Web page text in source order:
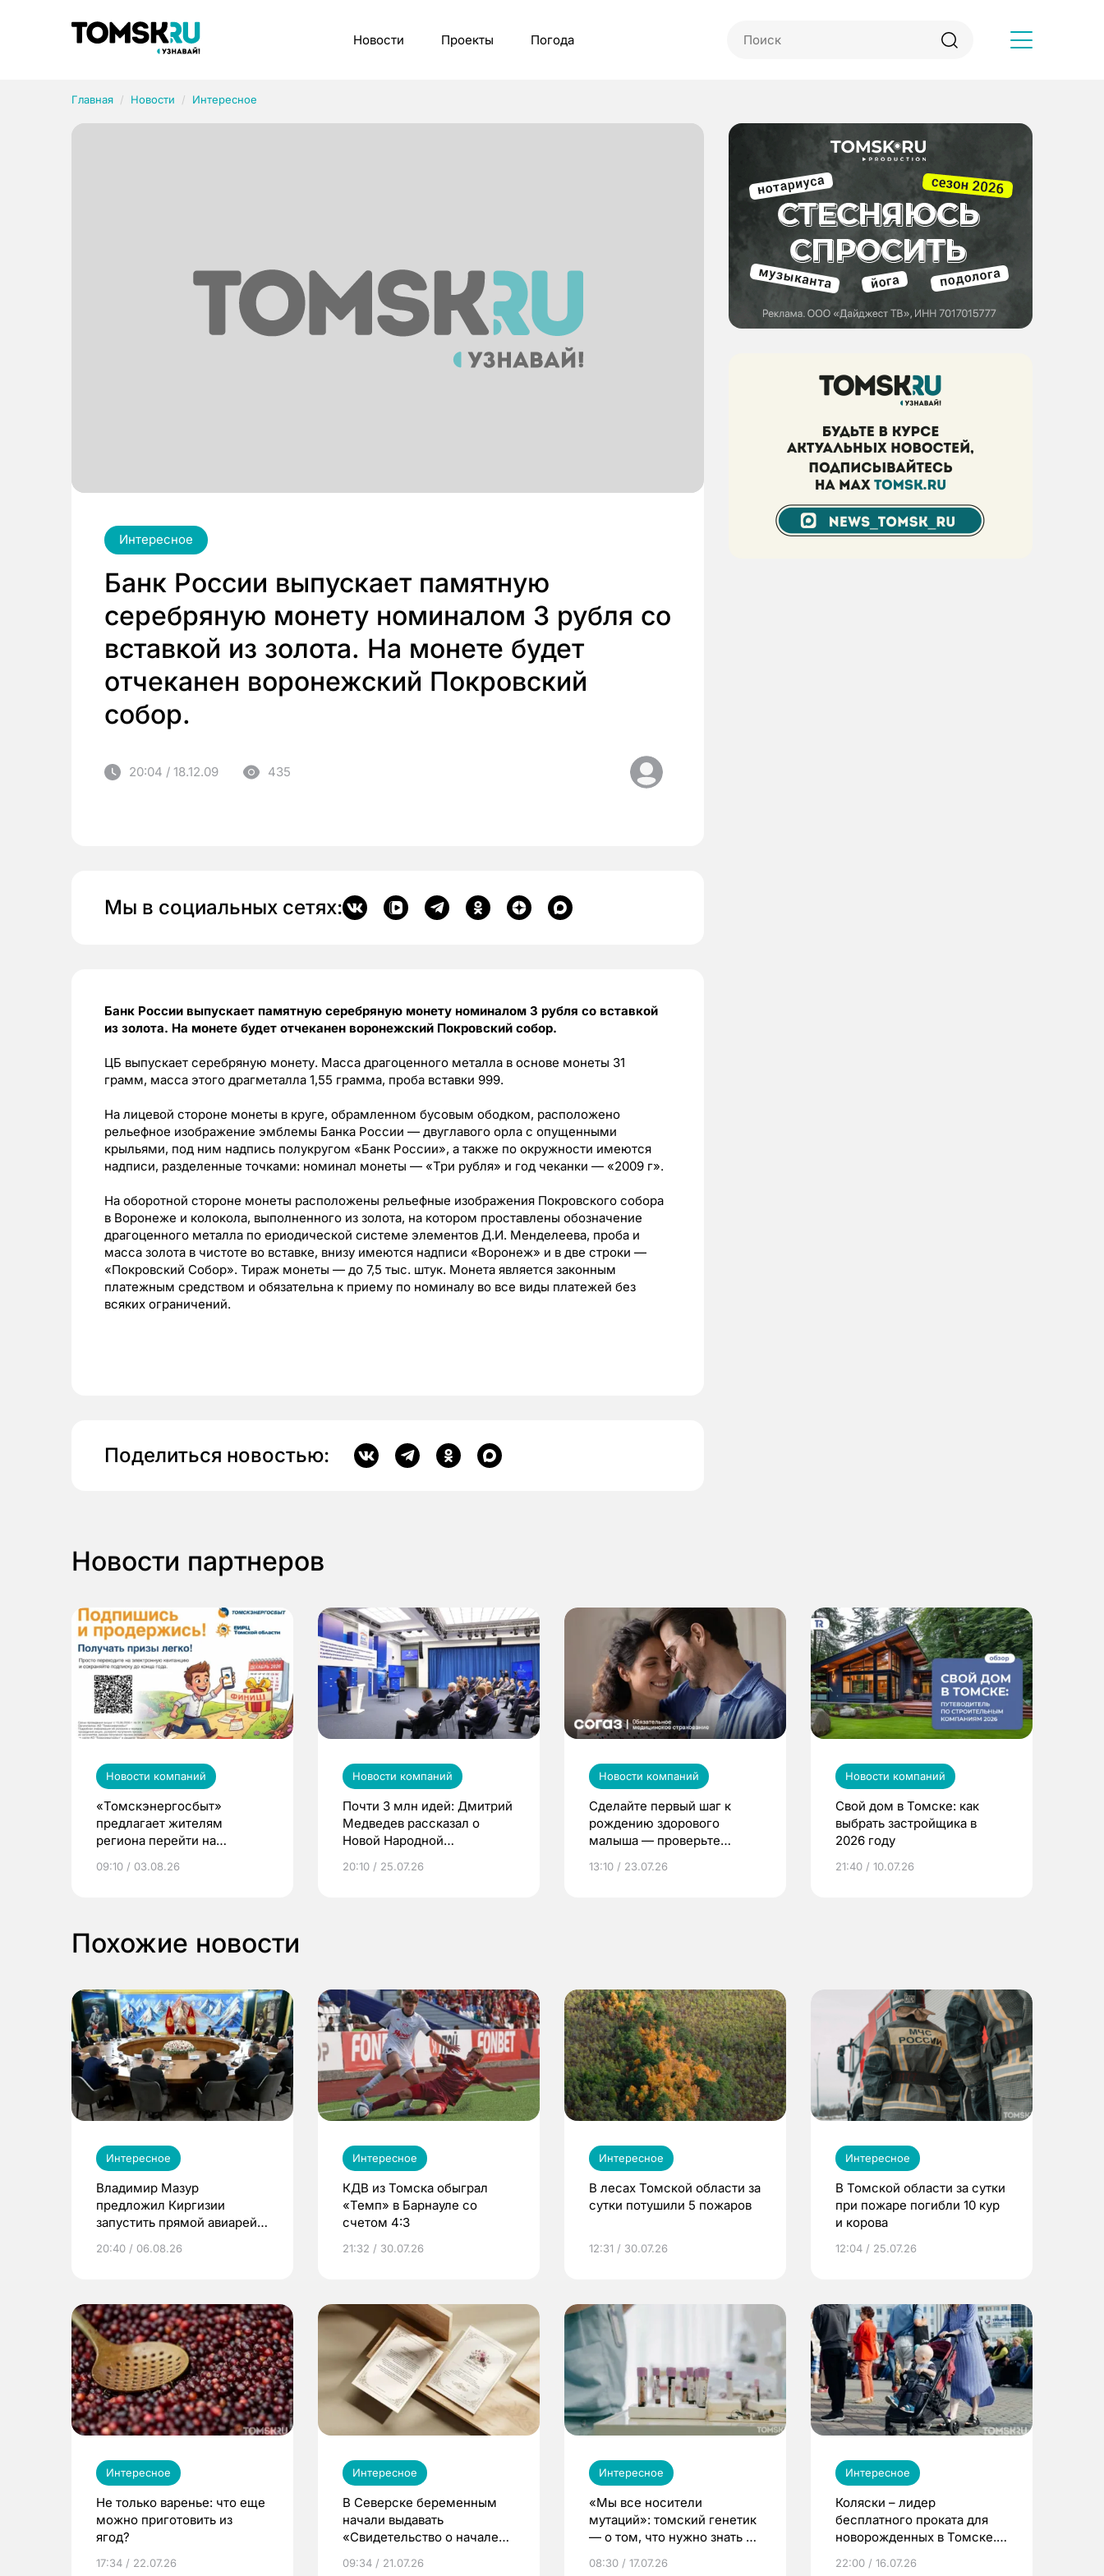
Новости Проекты Погода
Главная Новости Интересное
Интересное
Банк России выпускает памятную
серебряную монету номиналом 3 рубля со
вставкой из золота. На монете будет
отчеканен воронежский Покровский
собор.
20:04 / 18.12.09 435
Мы в социальных сетях:
Банк России выпускает памятную серебряную монету номиналом 3 рубля со вставкой
из золота. На монете будет отчеканен воронежский Покровский собор.
ЦБ выпускает серебряную монету. Масса драгоценного металла в основе монеты 31
грамм, масса этого драгметалла 1,55 грамма, проба вставки 999.
На лицевой стороне монеты в круге, обрамленном бусовым ободком, расположено
рельефное изображение эмблемы Банка России — двуглавого орла с опущенными
крыльями, под ним надпись полукругом «Банк России», а также по окружности имеются
надписи, разделенные точками: номинал монеты — «Три рубля» и год чеканки — «2009 г».
На оборотной стороне монеты расположены рельефные изображения Покровского собора
в Воронеже и колокола, выполненного из золота, на котором проставлены обозначение
драгоценного металла по ериодической системе элементов Д.И. Менделеева, проба и
масса золота в чистоте во вставке, внизу имеются надписи «Воронеж» и в две строки —
«Покровский Собор». Тираж монеты — до 7,5 тыс. штук. Монета является законным
платежным средством и обязательна к приему по номиналу во все виды платежей без
всяких ограничений.
Поделиться новостью:
Новости партнеров
Новости компаний
«Томскэнергосбыт»
предлагает жителям
региона перейти на
выиграть призы
09:10 / 03.08.26
Новости компаний
Почти 3 млн идей: Дмитрий
Медведев рассказал о
Новой Народной
20:10 / 25.07.26
Новости компаний
Сделайте первый шаг к
рождению здорового
малыша — проверьте
по ОМС!
13:10 / 23.07.26
Новости компаний
Свой дом в Томске: как
выбрать застройщика в
2026 году
21:40 / 10.07.26
Похожие новости
Интересное
Владимир Мазур
предложил Киргизии
запустить прямой авиарейс
20:40 / 06.08.26
Интересное
КДВ из Томска обыграл
«Темп» в Барнауле со
счетом 4:3
21:32 / 30.07.26
Интересное
В лесах Томской области за
сутки потушили 5 пожаров
12:31 / 30.07.26
Интересное
В Томской области за сутки
при пожаре погибли 10 кур
и корова
12:04 / 25.07.26
Интересное
Не только варенье: что еще
можно приготовить из
ягод?
17:34 / 22.07.26
Интересное
В Северске беременным
начали выдавать
«Свидетельство о начале
09:34 / 21.07.26
Интересное
«Мы все носители
мутаций»: томский генетик
— о том, что нужно знать до
08:30 / 17.07.26
Интересное
Коляски – лидер
бесплатного проката для
новорожденных в Томске.
22:00 / 16.07.26
Рубрики